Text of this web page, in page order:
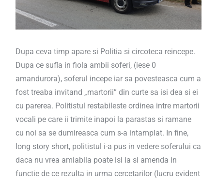
Dupa ceva timp apare si Politia si circoteca reincepe.
Dupa ce sufla in fiola ambii soferi, (iese 0
amandurora), soferul incepe iar sa povesteasca cum a
fost treaba invitand „martorii” din curte sa isi dea si ei
cu parerea. Politistul restabileste ordinea intre martorii
vocali pe care ii trimite inapoi la parastas si ramane
cu noi sa se dumireasca cum s-a intamplat. In fine,
long story short, politistul i-a pus in vedere soferului ca
daca nu vrea amiabila poate isi ia si amenda in
functie de ce rezulta in urma cercetarilor (lucru evident